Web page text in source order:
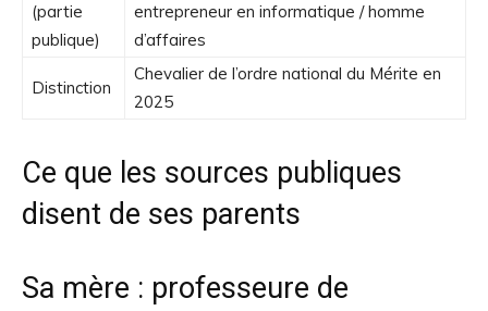
(partie
publique)
entrepreneur en informatique / homme
d’affaires
Distinction
Chevalier de l’ordre national du Mérite en
2025
Ce que les sources publiques
disent de ses parents
Sa mère : professeure de